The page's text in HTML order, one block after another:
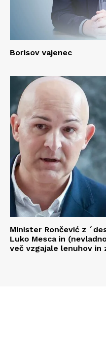
Borisov vajenec
Minister Rončević z
Luko Mesca in
več vzgajale lenuhov in